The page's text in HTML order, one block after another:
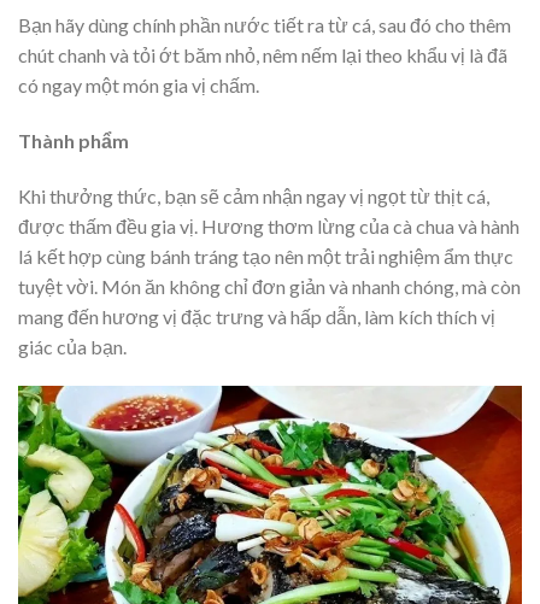
Bạn hãy dùng chính phần nước tiết ra từ cá, sau đó cho thêm
chút chanh và tỏi ớt băm nhỏ, nêm nếm lại theo khẩu vị là đã
có ngay một món gia vị chấm.
Thành phẩm
Khi thưởng thức, bạn sẽ cảm nhận ngay vị ngọt từ thịt cá,
được thấm đều gia vị. Hương thơm lừng của cà chua và hành
lá kết hợp cùng bánh tráng tạo nên một trải nghiệm ẩm thực
tuyệt vời. Món ăn không chỉ đơn giản và nhanh chóng, mà còn
mang đến hương vị đặc trưng và hấp dẫn, làm kích thích vị
giác của bạn.